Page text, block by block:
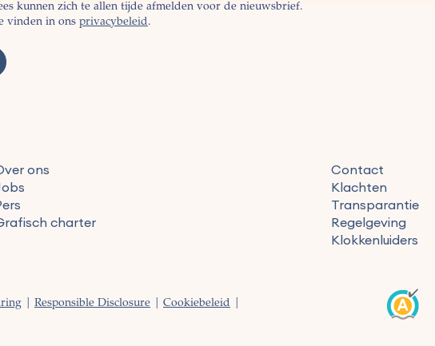
kunnen zich te allen tijde afmelden voor de nieuwsbrief.
vinden in ons privacybeleid.
ons
charter
Contact
Klachten
Transparantie
Regelgeving
Klokkenluiders
Responsible Disclosure Cookiebeleid